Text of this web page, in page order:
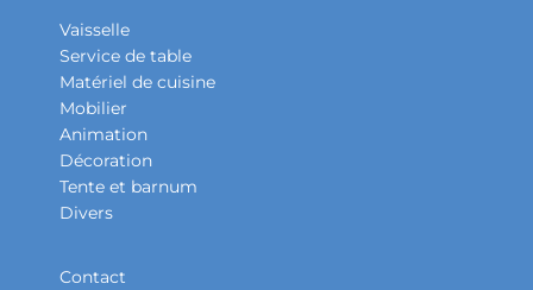
Vaisselle
Service de table
Matériel de cuisine
Mobilier
Animation
Décoration
Tente et barnum
Divers
Contact